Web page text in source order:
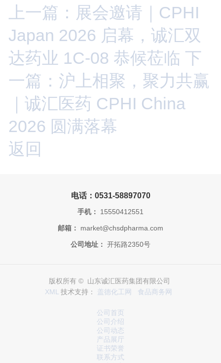
上一篇：展会邀请｜CPHI
Japan 2026 启幕，诚汇双
达药业 1C-08 恭候莅临 下
一篇：沪上相聚，聚力共赢
｜诚汇医药 CPHI China
2026 圆满落幕
返回
电话：0531-58897070
手机： 15550412551
邮箱： market@chsdpharma.com
公司地址： 开拓路2350号
版权所有 © 山东诚汇医药集团有限公司
XML 技术支持： 盖德化工网 食品商务网
公司首页
公司介绍
公司动态
产品展厅
证书荣誉
联系方式